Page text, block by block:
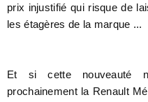
prix injustifié qui risque de
les étagères de la marque ...
Et si cette nouveauté
prochainement la Renault